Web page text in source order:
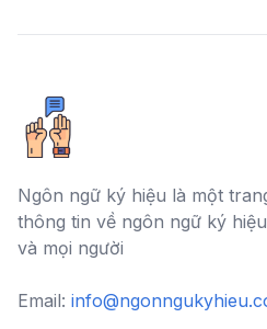
Ngôn ngữ ký hiệu là một
thông tin về ngôn ngữ ký
và mọi người
Email: